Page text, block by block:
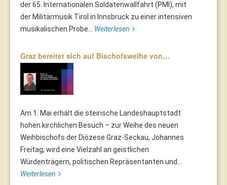
der 65. Internationalen Soldatenwallfahrt (PMI), mit
der Militärmusik Tirol in Innsbruck zu einer intensiven
musikalischen Probe... Weiterlesen
Graz bereitet sich auf Bischofsweihe von…
Am 1. Mai erhält die steirische Landeshauptstadt
hohen kirchlichen Besuch – zur Weihe des neuen
Weihbischofs der Diözese Graz-Seckau, Johannes
Freitag, wird eine Vielzahl an geistlichen
Würdenträgern, politischen Repräsentanten und...
Weiterlesen